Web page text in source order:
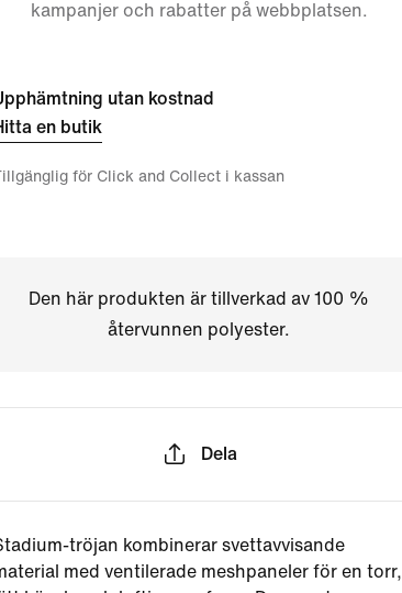
kampanjer och rabatter på webbplatsen.
utan kostnad
en butik
för Click and Collect i kassan
Den här produkten är tillverkad av 100 %
återvunnen polyester.
Dela
tröjan kombinerar svettavvisande
med ventilerade meshpaneler för en torr,